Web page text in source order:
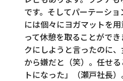
です。そしてパーテーシ
には個々にヨガマットを
って休憩を取ることがで
クにしようと言ったのに
から嫌だと（笑）。任せ
トになった」（瀬戸社長）